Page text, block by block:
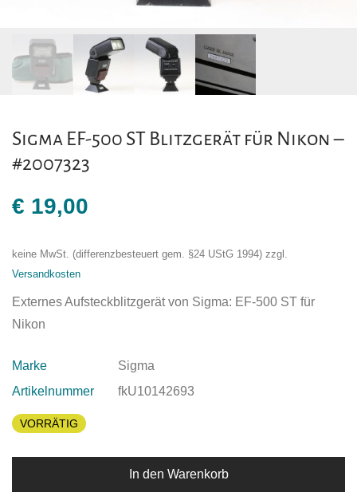
Sigma EF-500 ST Blitzgerät für Nikon –
#2007323
€ 19,00
keine MwSt. (differenzbesteuert gem. §24 UStG 1994) zzgl.
Versandkosten
Externes Aufsteckblitzgerät von Sigma: EF-500 ST für
Nikon
Marke
Sigma
Artikelnummer
fkU10142693
VORRÄTIG
In den Warenkorb